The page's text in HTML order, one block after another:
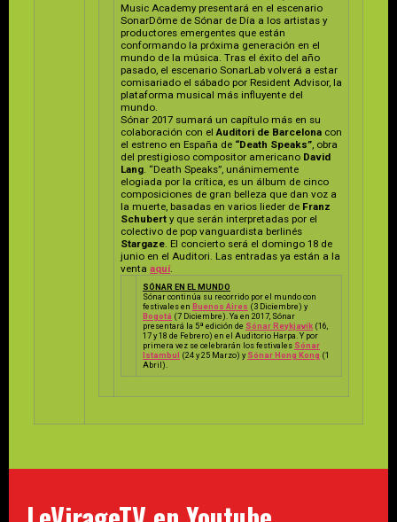
Music Academy presentará en el escenario
SonarDôme de Sónar de Día a los artistas y
productores emergentes que están
conformando la próxima generación en el
mundo de la música. Tras el éxito del año
pasado, el escenario SonarLab volverá a estar
comisariado el sábado por Resident Advisor, la
plataforma musical más influyente del
mundo.
Sónar 2017 sumará un capítulo más en su
colaboración con elAuditori de Barcelona con
el estreno en España de “Death Speaks”, obra
del prestigioso compositor americano David
Lang. “Death Speaks”, unánimemente
elogiada por la crítica, es un álbum de cinco
composiciones de gran belleza que dan voz a
la muerte, basadas en varios lieder de Franz
Schubert y que serán interpretadas por el
colectivo de pop vanguardista berlinés
Stargaze. El concierto será el domingo 18 de
junio en el Auditori. Las entradas ya están a la
venta aquí.
SÓNAR EN EL MUNDO
Sónar continúa su recorrido por el mundo con
festivales en Buenos Aires (3 Diciembre) y
Bogotá (7 Diciembre). Ya en 2017, Sónar
presentará la 5ª edición de Sónar Reykjavík (16,
17 y 18 de Febrero) en el Auditorio Harpa. Y por
primera vez se celebrarán los festivales Sónar
Istambul (24 y 25 Marzo) y Sónar Hong Kong (1
Abril).